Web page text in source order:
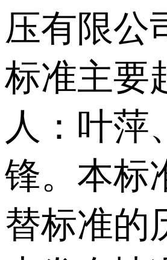
压有限公
标准主要
人：叶萍
锋。本标
替标准的